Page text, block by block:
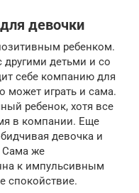
девочки
ребенком.
другими детьми и со
себе компанию для
может играть и сама.
ребенок, хотя все
в компании. Еще
девочка и
Сама же
к импульсивным
спокойствие.